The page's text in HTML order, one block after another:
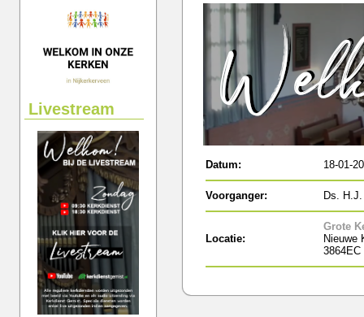
Livestream
Datum: 18-01-
Voorganger: Ds.
Locatie:
Grote
Nieuwe